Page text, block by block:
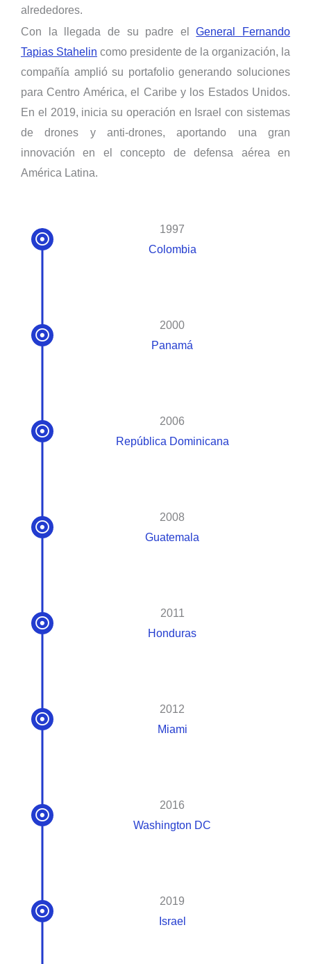
alrededores.
Con la llegada de su padre elGeneral Fernando
Tapias Stahelin como presidente de la organización, la
compañía amplió su portafolio generando soluciones
para Centro América, el Caribe y los Estados Unidos.
En el 2019, inicia su operación en Israel con sistemas
de drones y anti-drones, aportando una gran
innovación en el concepto de defensa aérea en
América Latina.
1997
Colombia
2000
Panamá
2006
República Dominicana
2008
Guatemala
2011
Honduras
2012
Miami
2016
Washington DC
2019
Israel